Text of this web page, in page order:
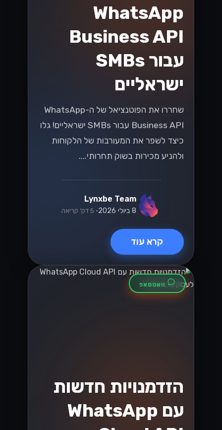
WhatsApp
Business API
עבור SMBs
ישראליים
שחררו את הפוטנציאל של ה-WhatsApp
Business API עבור SMBs ישראליים! גלו
כיצד לשפר את המעורבות של הלקוחות
ולהניע מכירות בשוק תחרותי....
Lynxbe Team
8 ביולי 2026 • 5 דק׳ קריאה
קרא עוד
וואטסאפ
הזדמנויות חדשות
עם WhatsApp